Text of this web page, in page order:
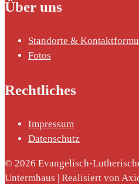
Über uns
Standorte &
Fotos
Rechtliches
Impressum
Datenschutz
© 2026 Evangelisch-
Untermhaus | Realisiert von